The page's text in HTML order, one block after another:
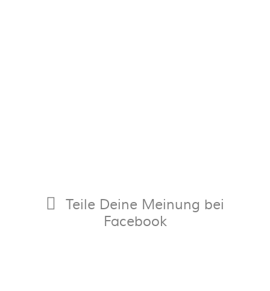
Teile Deine Meinung bei
Facebook